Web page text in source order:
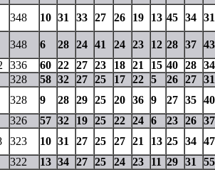
348 10 31 33 27 26 19 13 45 34 31
348 6 28 24 41 24 23 12 28 37 43
336 60 22 27 23 18 21 15 40 28 34
328 58 32 27 25 17 22 5 26 27 31
328 9 28 29 25 20 36 9 27 35 40
326 57 32 19 25 22 24 6 23 26 37
323 10 31 27 25 27 21 13 25 34 47
322 13 34 27 25 24 23 11 29 31 55